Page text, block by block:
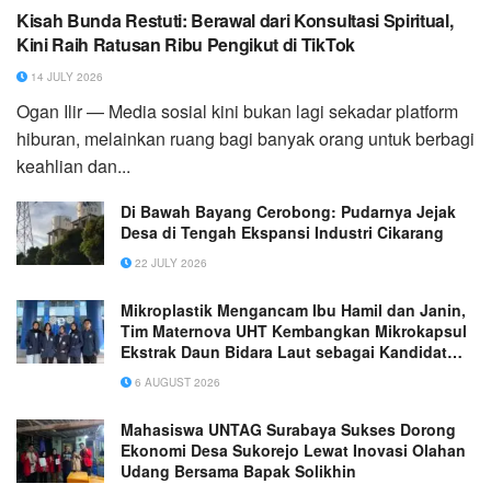
Kisah Bunda Restuti: Berawal dari Konsultasi Spiritual,
Kini Raih Ratusan Ribu Pengikut di TikTok
14 JULY 2026
Ogan Ilir — Media sosial kini bukan lagi sekadar platform
hiburan, melainkan ruang bagi banyak orang untuk berbagi
keahlian dan...
Di Bawah Bayang Cerobong: Pudarnya Jejak
Desa di Tengah Ekspansi Industri Cikarang
22 JULY 2026
Mikroplastik Mengancam Ibu Hamil dan Janin,
Tim Maternova UHT Kembangkan Mikrokapsul
Ekstrak Daun Bidara Laut sebagai Kandidat
Antiinflamasi Plasenta
6 AUGUST 2026
Mahasiswa UNTAG Surabaya Sukses Dorong
Ekonomi Desa Sukorejo Lewat Inovasi Olahan
Udang Bersama Bapak Solikhin